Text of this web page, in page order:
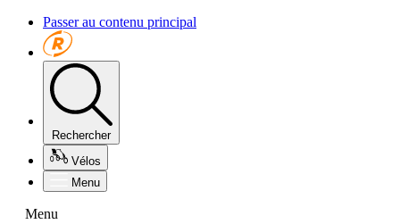
Passer au contenu principal
Rechercher
Vélos
Menu
Menu